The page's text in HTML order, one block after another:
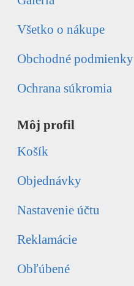
Všetko o nákupe
Obchodné podmienky
Ochrana súkromia
Môj profil
Košík
Objednávky
Nastavenie účtu
Reklamácie
Obľúbené